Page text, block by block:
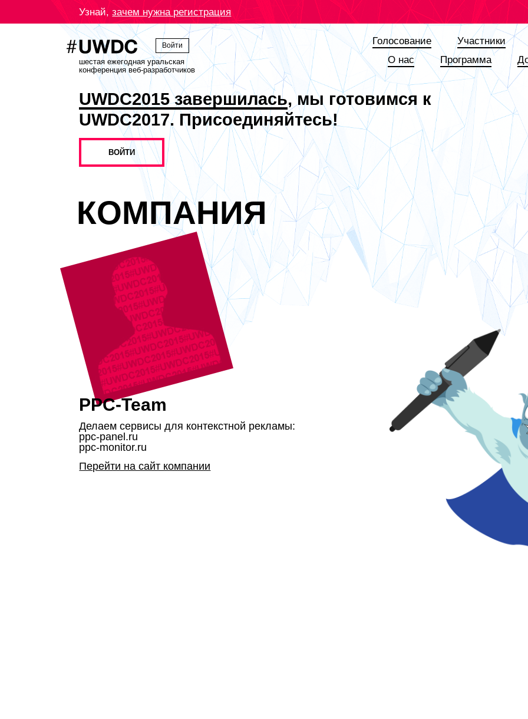
Узнай,зачем нужна регистрация
Войти
шестая ежегодная уральская
конференция веб-разработчиков
Голосование
Участники
О наc
Программа
UWDC2015 завершилась, мы готовимся к
UWDC2017. Присоединяйтесь!
ВОЙТИ
КОМПАНИЯ
PPC-Team
Делаем сервисы для контекстной рекламы:
ppc-panel.ru
ppc-monitor.ru
Перейти на сайт компании